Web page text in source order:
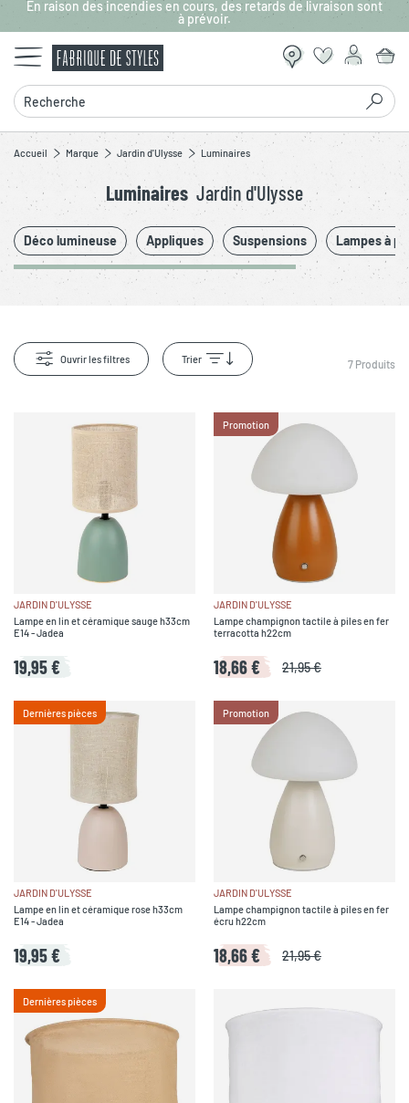
Aller au contenu principal
En raison des incendies en cours, des retards de livraison sont
à prévoir.
Recherche
Accueil Marque Jardin d'Ulysse Luminaires
Luminaires Jardin d'Ulysse
Déco lumineuse Appliques Suspensions Lampes à
Ouvrir les filtres Trier 7 Produits
JARDIN D'ULYSSE
Lampe en lin et céramique sauge h33cm
E14 - Jadea
19,95 €
Promotion
JARDIN D'ULYSSE
Lampe champignon tactile à piles en fer
terracotta h22cm
18,66 € 21,95 €
Dernières pièces
JARDIN D'ULYSSE
Lampe en lin et céramique rose h33cm
E14 - Jadea
19,95 €
Promotion
JARDIN D'ULYSSE
Lampe champignon tactile à piles en fer
écru h22cm
18,66 € 21,95 €
Dernières pièces